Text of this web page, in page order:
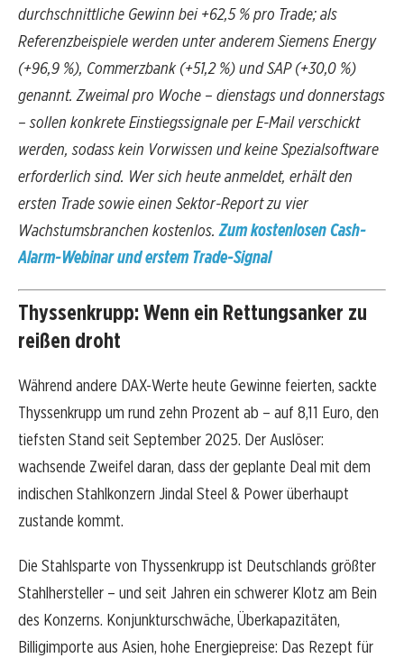
durchschnittliche Gewinn bei +62,5 % pro Trade; als
Referenzbeispiele werden unter anderem Siemens Energy
(+96,9 %), Commerzbank (+51,2 %) und SAP (+30,0 %)
genannt. Zweimal pro Woche – dienstags und donnerstags
– sollen konkrete Einstiegssignale per E-Mail verschickt
werden, sodass kein Vorwissen und keine Spezialsoftware
erforderlich sind. Wer sich heute anmeldet, erhält den
ersten Trade sowie einen Sektor-Report zu vier
Wachstumsbranchen kostenlos.Zum kostenlosen Cash-
Alarm-Webinar und erstem Trade-Signal
Thyssenkrupp: Wenn ein Rettungsanker zu
reißen droht
Während andere DAX-Werte heute Gewinne feierten, sackte
Thyssenkrupp um rund zehn Prozent ab – auf 8,11 Euro, den
tiefsten Stand seit September 2025. Der Auslöser:
wachsende Zweifel daran, dass der geplante Deal mit dem
indischen Stahlkonzern Jindal Steel & Power überhaupt
zustande kommt.
Die Stahlsparte von Thyssenkrupp ist Deutschlands größter
Stahlhersteller – und seit Jahren ein schwerer Klotz am Bein
des Konzerns. Konjunkturschwäche, Überkapazitäten,
Billigimporte aus Asien, hohe Energiepreise: Das Rezept für